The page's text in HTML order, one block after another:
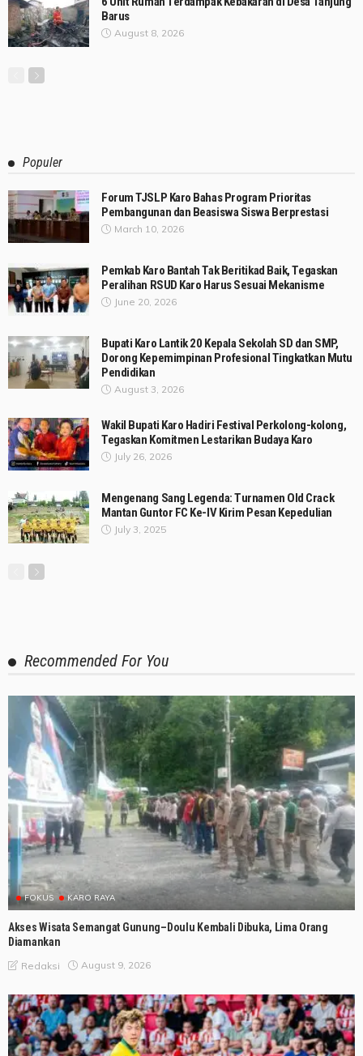
Barus
August 8, 2026
Populer
Forum TJSLP Karo Bahas Program Prioritas
Pembangunan dan Beasiswa Siswa Berprestasi
March 10, 2026
Pemkab Karo Bantah Tak Beritikad Baik, Tegaskan
Peralihan RSUD Karo Harus Sesuai Mekanisme
June 20, 2026
Bupati Karo Lantik 20 Kepala Sekolah SD dan SMP,
Dorong Kepemimpinan Profesional Tingkatkan Mutu
Pendidikan
August 3, 2026
Wakil Bupati Karo Hadiri Festival Perkolong-kolong,
Tegaskan Komitmen Lestarikan Budaya Karo
July 26, 2026
Mengenang Sang Legenda: Turnamen Old Crack
Mantan Guntor FC Ke-IV Kirim Pesan Kepedulian
July 3, 2025
Recommended For You
FOKUS KARO RAYA
Akses Wisata Semangat Gunung–Doulu Kembali Dibuka, Lima Orang
Diamankan
Redaksi August 9, 2026